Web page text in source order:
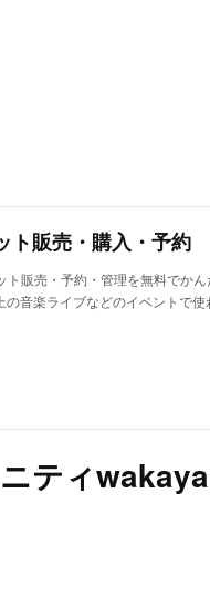
ト販売・購入・予約
販売・予約・管理を無料でか
の音楽ライブなどのイベントで
ティ